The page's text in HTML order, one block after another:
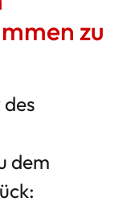
zu
dem